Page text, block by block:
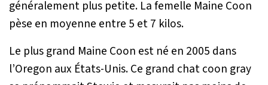
généralement plus petite. La femelle Maine Coon
pèse en moyenne entre 5 et 7 kilos.
Le plus grand Maine Coon est né en 2005 dans
l’Oregon aux États-Unis. Ce grand chat coon gray